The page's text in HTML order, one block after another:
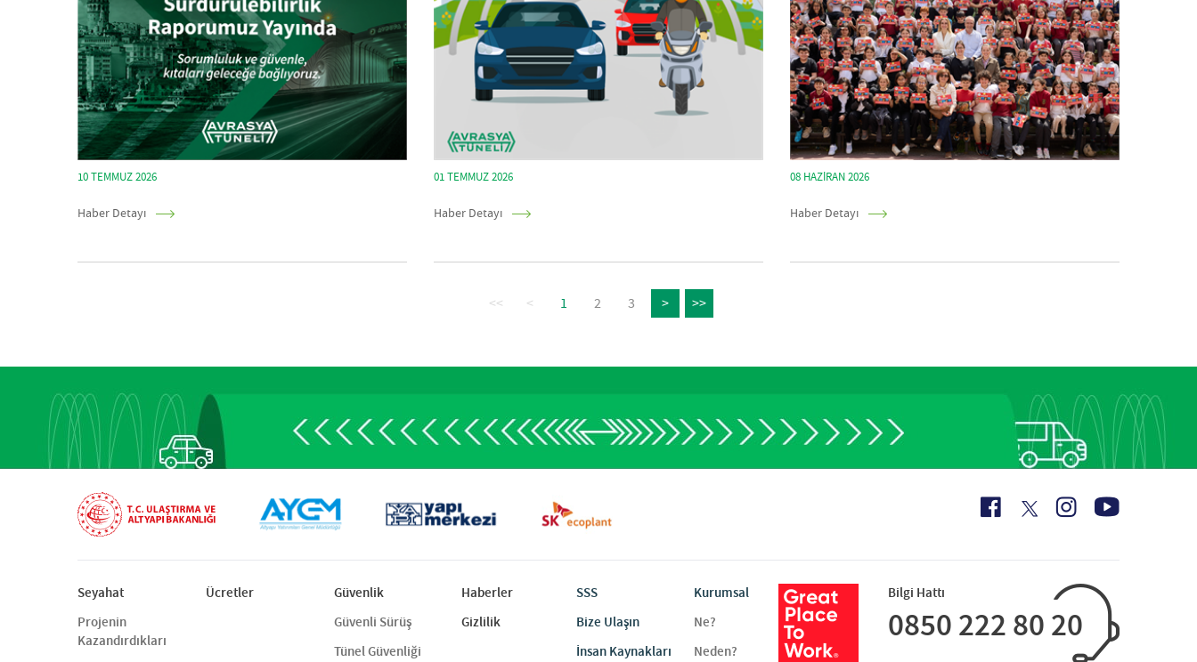
10 TEMMUZ 2026
Haber Detayı
01 TEMMUZ 2026
Haber Detayı
08 HAZIRAN 2026
Haber Detayı
<< < 1 2 3 > >>
Seyahat
Projenin
Kazandırdıkları
Ücretler
Güvenlik
Güvenli Sürüş
Tünel Güvenliği
Haberler
Gizlilik
SSS
Bize Ulaşın
İnsan Kaynakları
Kurumsal
Ne?
Neden?
Bilgi Hattı
0850 222 80 20